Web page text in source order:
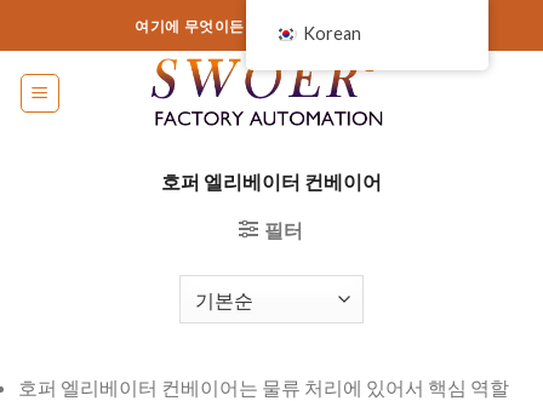
여기에 무엇이든 추가하거나 제거하세요.
호퍼 엘리베이터 컨베이어
필터
호퍼 엘리베이터 컨베이어는 물류 처리에 있어서 핵심 역할
Korean